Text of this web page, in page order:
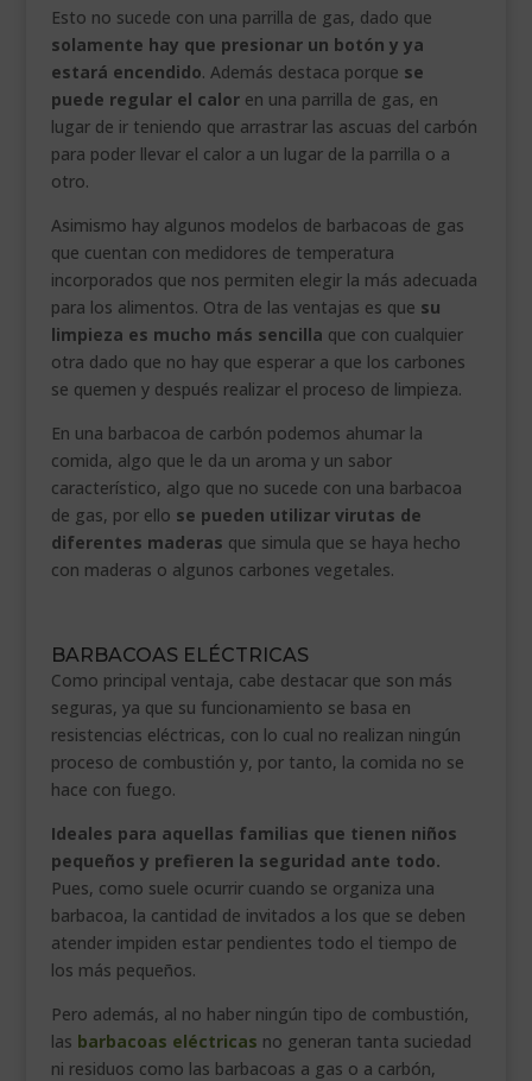
Esto no sucede con una parrilla de gas, dado que
solamente hay que presionar un botón y ya
estará encendido. Además destaca porque se
puede regular el caloren una parrilla de gas, en
lugar de ir teniendo que arrastrar las ascuas del carbón
para poder llevar el calor a un lugar de la parrilla o a
otro.
Asimismo hay algunos modelos de barbacoas de gas
que cuentan con medidores de temperatura
incorporados que nos permiten elegir la más adecuada
para los alimentos. Otra de las ventajas es que su
limpieza es mucho más sencilla que con cualquier
otra dado que no hay que esperar a que los carbones
se quemen y después realizar el proceso de limpieza.
En una barbacoa de carbón podemos ahumar la
comida, algo que le da un aroma y un sabor
característico, algo que no sucede con una barbacoa
de gas, por ello se pueden utilizar virutas de
diferentes maderas que simula que se haya hecho
con maderas o algunos carbones vegetales.
BARBACOAS ELÉCTRICAS
Como principal ventaja, cabe destacar que son más
seguras, ya que su funcionamiento se basa en
resistencias eléctricas, con lo cual no realizan ningún
proceso de combustión y, por tanto, la comida no se
hace con fuego.
Ideales para aquellas familias que tienen niños
pequeños y prefieren la seguridad ante todo.
Pues, como suele ocurrir cuando se organiza una
barbacoa, la cantidad de invitados a los que se deben
atender impiden estar pendientes todo el tiempo de
los más pequeños.
Pero además, al no haber ningún tipo de combustión,
las barbacoas eléctricas no generan tanta suciedad
ni residuos como las barbacoas a gas o a carbón,